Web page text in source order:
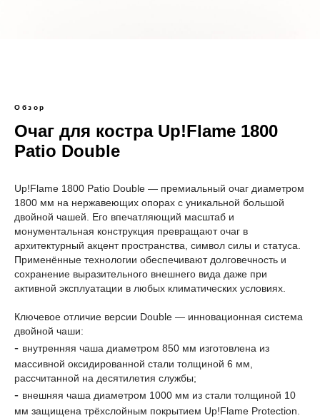
Обзор
Очаг для костра Up!Flame 1800
Patio Double
Up!Flame 1800 Patio Double — премиальный очаг диаметром
1800 мм на нержавеющих опорах с уникальной большой
двойной чашей. Его впечатляющий масштаб и
монументальная конструкция превращают очаг в
архитектурный акцент пространства, символ силы и статуса.
Применённые технологии обеспечивают долговечность и
сохранение выразительного внешнего вида даже при
активной эксплуатации в любых климатических условиях.
Ключевое отличие версии Double — инновационная система
двойной чаши:
- внутренняя чаша диаметром 850 мм изготовлена из
массивной оксидированной стали толщиной 6 мм,
рассчитанной на десятилетия службы;
- внешняя чаша диаметром 1000 мм из стали толщиной 10
мм защищена трёхслойным покрытием Up!Flame Protection.